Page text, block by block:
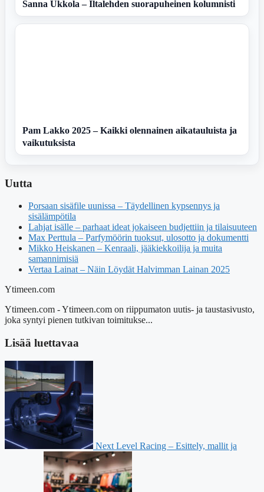
Sanna Ukkola – Iltalehden suorapuheinen kolumnisti
Pam Lakko 2025 – Kaikki olennainen aikatauluista ja
vaikutuksista
Uutta
Porsaan sisäfile uunissa – Täydellinen kypsennys ja
sisälämpötila
Lahjat isälle – parhaat ideat jokaiseen budjettiin ja tilaisuuteen
Max Perttula – Parfymöörin tuoksut, ulosotto ja dokumentti
Mikko Heiskanen – Kenraali, jääkiekkoilija ja muita
samannimisiä
Vertaa Lainat – Näin Löydät Halvimman Lainan 2025
Ytimeen.com
Ytimeen.com - Ytimeen.com on riippumaton uutis- ja taustasivusto,
joka syntyi pienen tutkivan toimitukse...
Lisää luettavaa
Next Level Racing – Esittely, mallit ja